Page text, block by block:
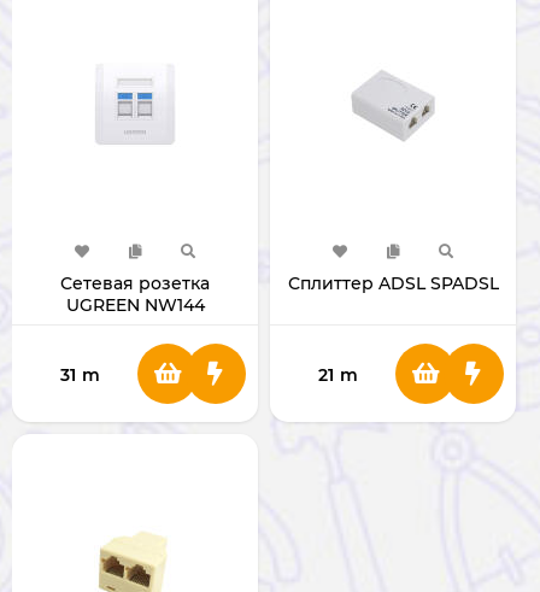
Сетевая розетка
UGREEN NW144
31 m
Сплиттер ADSL SPADSL
21 m